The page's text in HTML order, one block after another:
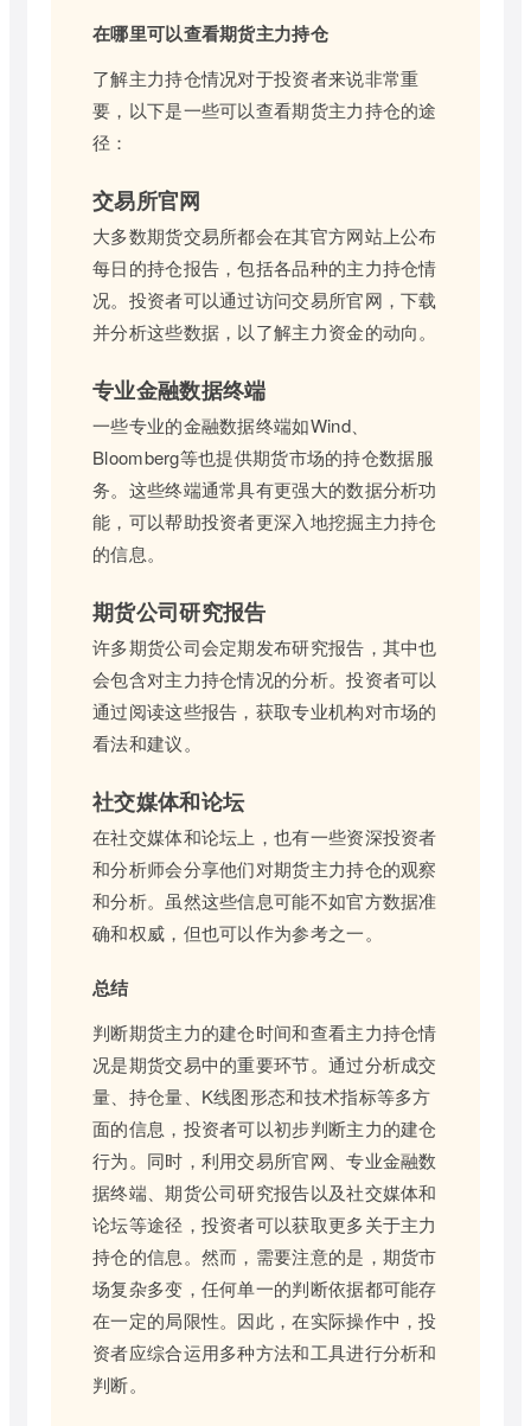
在哪里可以查看期货主力持仓
了解主力持仓情况对于投资者来说非常重
要，以下是一些可以查看期货主力持仓的途
径：
交易所官网
大多数期货交易所都会在其官方网站上公布
每日的持仓报告，包括各品种的主力持仓情
况。投资者可以通过访问交易所官网，下载
并分析这些数据，以了解主力资金的动向。
专业金融数据终端
一些专业的金融数据终端如Wind、
Bloomberg等也提供期货市场的持仓数据服
务。这些终端通常具有更强大的数据分析功
能，可以帮助投资者更深入地挖掘主力持仓
的信息。
期货公司研究报告
许多期货公司会定期发布研究报告，其中也
会包含对主力持仓情况的分析。投资者可以
通过阅读这些报告，获取专业机构对市场的
看法和建议。
社交媒体和论坛
在社交媒体和论坛上，也有一些资深投资者
和分析师会分享他们对期货主力持仓的观察
和分析。虽然这些信息可能不如官方数据准
确和权威，但也可以作为参考之一。
总结
判断期货主力的建仓时间和查看主力持仓情
况是期货交易中的重要环节。通过分析成交
量、持仓量、K线图形态和技术指标等多方
面的信息，投资者可以初步判断主力的建仓
行为。同时，利用交易所官网、专业金融数
据终端、期货公司研究报告以及社交媒体和
论坛等途径，投资者可以获取更多关于主力
持仓的信息。然而，需要注意的是，期货市
场复杂多变，任何单一的判断依据都可能存
在一定的局限性。因此，在实际操作中，投
资者应综合运用多种方法和工具进行分析和
判断。